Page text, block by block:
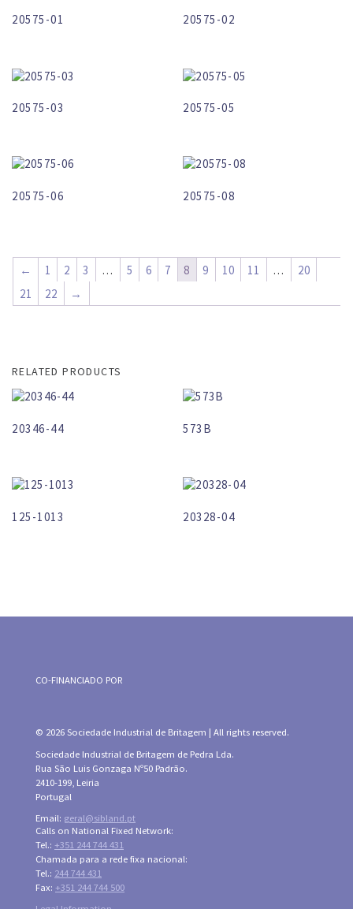
20575-01 20575-02
20575-03 20575-05
20575-06 20575-08
← 1 2 3 … 5 6 7 8 9 10 11 …
20
21
22 →
RELATED PRODUCTS
20346-44 573B
125-1013 20328-04
CO-FINANCIADO POR
© 2026 Sociedade Industrial de Britagem | All rights reserved.
Sociedade Industrial de Britagem de Pedra Lda.
Rua São Luis Gonzaga Nº50 Padrão.
2410-199, Leiria
Portugal
Email: geral@sibland.pt
Calls on National Fixed Network:
Tel.: +351 244 744 431
Chamada para a rede fixa nacional:
Tel.: 244 744 431
Fax: +351 244 744 500